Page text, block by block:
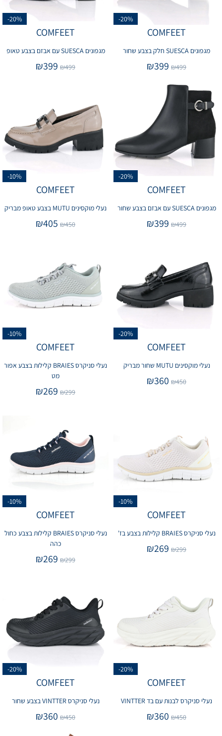
-20%
COMFEET
מגפונים SUESCA חלק בצבע שחור
₪499
₪399
-20%
COMFEET
מגפונים SUESCA עם אבזם בצבע טאופ
₪499
₪399
-20%
COMFEET
מגפונים SUESCA עם אבזם בצבע שחור
₪499
₪399
-10%
COMFEET
נעלי מוקסינים MUTU בצבע טאופ מבריק
₪450
₪405
-20%
COMFEET
נעלי מוקסינים MUTU שחור מבריק
₪450
₪360
-10%
COMFEET
נעלי סניקרס BRAIES קלילות בצבע אפור
מט
₪299
₪269
-10%
COMFEET
נעלי סניקרס BRAIES קלילות בצבע בז'
₪299
₪269
-10%
COMFEET
נעלי סניקרס BRAIES קלילות בצבע כחול
כהה
₪299
₪269
-20%
COMFEET
נעלי סניקרס לבנות עם בד VINTTER
₪450
₪360
-20%
COMFEET
נעלי סניקרס VINTTER בצבע שחור
₪450
₪360